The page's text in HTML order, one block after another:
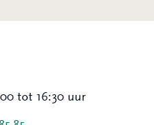
tot 16:30 uur